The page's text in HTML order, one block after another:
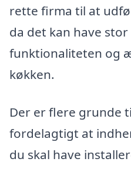
rette firma til at
da det kan have
funktionaliteten og
køkken.
Der er flere grunde
fordelagtigt at
du skal have